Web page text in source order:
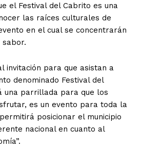
el Festival del Cabrito es una
las raíces culturales de
en el cual se concentrarán
sabor.
invitación para que asistan a
denominado Festival del
una parrillada para que los
es un evento para toda la
posicionar el municipio
nacional en cuanto al